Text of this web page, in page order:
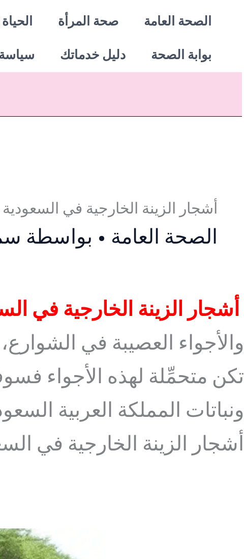
تخطيالصحة العامة صحة المرأة
بوابة الصحة دليل خدماتك
أشجار الزينة الخارجية في السعودية
الصحة العامة • بواسطة
أشجار الزينة الخارجية في
والأجواء العصيبة في
تكن متحمِّلة لهذه الأجواء
ونباتات المملكة العربية
أشجار الزينة الخارجية في